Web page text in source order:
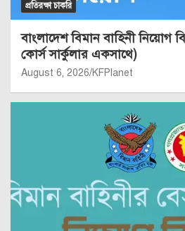
প্রতিরক্ষা চাকরি
বাংলাদেশ বিমান বাহিনী নিয়োগ
কোর্স সার্কুলার একসাথে)
August 6, 2026 KFPlanet